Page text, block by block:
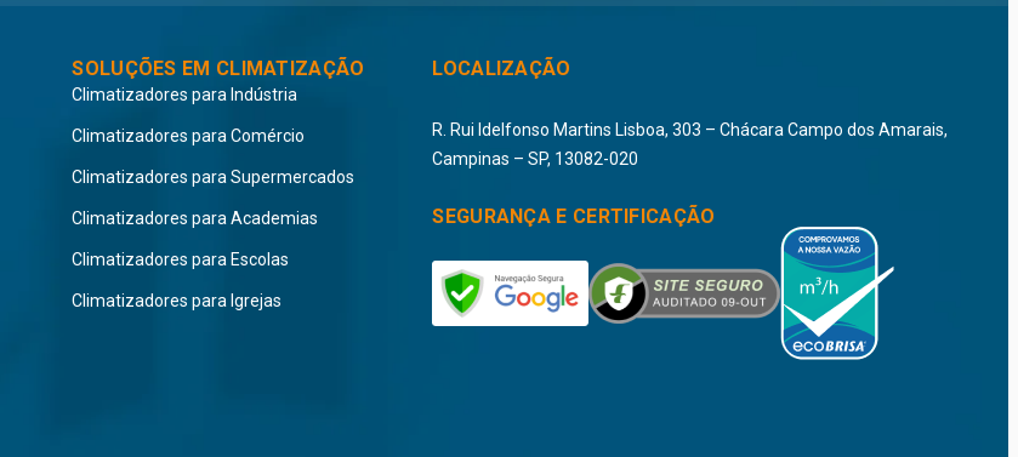
SOLUÇÕES EM CLIMATIZAÇÃO
Climatizadores para Indústria
Climatizadores para Comércio
Climatizadores para Supermercados
Climatizadores para Academias
Climatizadores para Escolas
Climatizadores para Igrejas
LOCALIZAÇÃO
R. Rui Idelfonso Martins Lisboa, 303 – Chácara Campo dos Amarais,
Campinas – SP, 13082-020
SEGURANÇA E CERTIFICAÇÃO